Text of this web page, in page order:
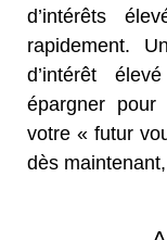
d’intérêts
rapidement.
d’intérêt
épargner pour
votre « futur
dès